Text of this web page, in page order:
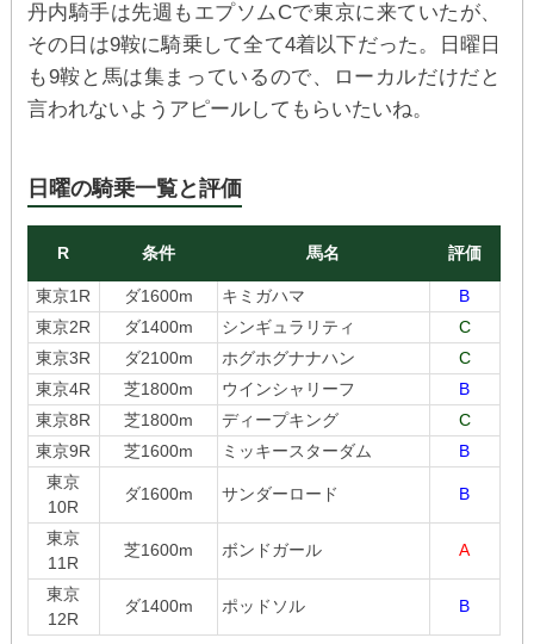
丹内騎手は先週もエプソムCで東京に来ていたが、
その日は9鞍に騎乗して全て4着以下だった。日曜日
も9鞍と馬は集まっているので、ローカルだけだと
言われないようアピールしてもらいたいね。
日曜の騎乗一覧と評価
R 条件 馬名 評価
東京1R ダ1600m キミガハマ
B
東京2R
ダ1400m シンギュラリティ
C
東京3R
ダ2100m ホグホグナナハン
C
東京4R
芝1800m ウインシャリーフ
B
東京8R
芝1800m ディープキング
C
東京9R
芝1600m ミッキースターダム
B
東京
10R
ダ1600m サンダーロード B
東京
11R
芝1600m ボンドガール A
東京
12R
ダ1400m ポッドソル B